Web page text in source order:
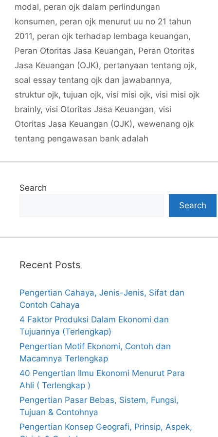
modal, peran ojk dalam perlindungan
konsumen, peran ojk menurut uu no 21 tahun
2011, peran ojk terhadap lembaga keuangan,
Peran Otoritas Jasa Keuangan, Peran Otoritas
Jasa Keuangan (OJK), pertanyaan tentang ojk,
soal essay tentang ojk dan jawabannya,
struktur ojk, tujuan ojk, visi misi ojk, visi misi ojk
brainly, visi Otoritas Jasa Keuangan, visi
Otoritas Jasa Keuangan (OJK), wewenang ojk
tentang pengawasan bank adalah
Search
Search
Recent Posts
Pengertian Cahaya, Jenis-Jenis, Sifat dan
Contoh Cahaya
4 Faktor Produksi Dalam Ekonomi dan
Tujuannya (Terlengkap)
Pengertian Motif Ekonomi, Contoh dan
Macamnya Terlengkap
40 Pengertian Ilmu Ekonomi Menurut Para
Ahli ( Terlengkap )
Pengertian Pasar Bebas, Sistem, Fungsi,
Tujuan & Contohnya
Pengertian Konsep Geografi, Prinsip, Aspek,